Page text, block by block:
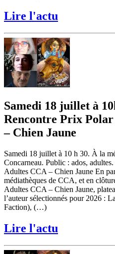
Lire l'actu
Samedi 18 juillet à
Rencontre Prix
– Chien Jaune
Samedi 18 juillet à 10 h 30. À la
Concarneau. Public : ados,
Adultes CCA – Chien Jaune En
médiathèques de CCA, et en
Adultes CCA – Chien Jaune,
l’auteur sélectionnés pour 2026 :
Faction), (…)
Lire l'actu